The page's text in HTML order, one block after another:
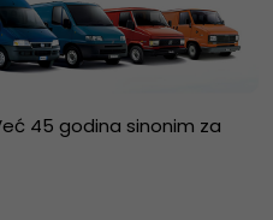
45 godina sinonim za